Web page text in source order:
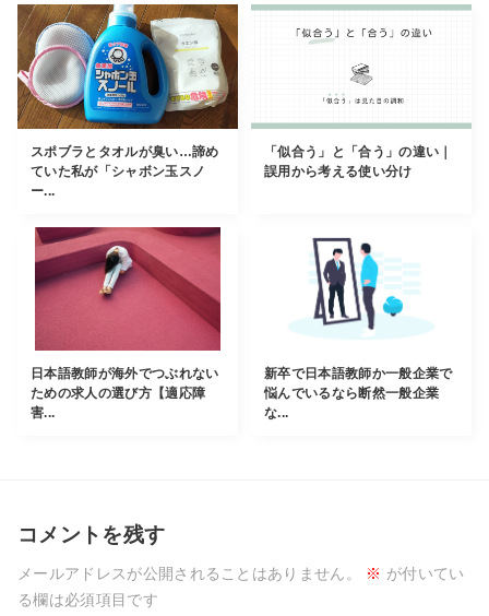
スポブラとタオルが臭い…諦め
ていた私が「シャボン玉スノ
ー...
「似合う」と「合う」の違い｜
誤用から考える使い分け
日本語教師が海外でつぶれない
ための求人の選び方【適応障
害...
新卒で日本語教師か一般企業で
悩んでいるなら断然一般企業
な...
コメントを残す
メールアドレスが公開されることはありません。 ※ が付いてい
る欄は必須項目です